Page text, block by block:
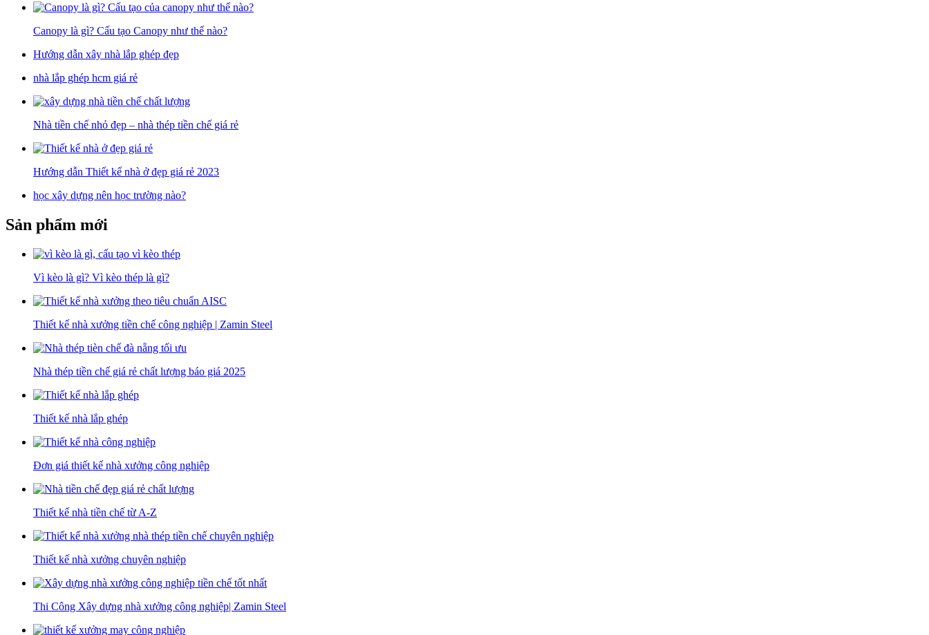
Canopy là gì? Cấu tạo Canopy như thế nào?
Hướng dẫn xây nhà lắp ghép đẹp
nhà lắp ghép hcm giá rẻ
Nhà tiền chế nhỏ đẹp – nhà thép tiền chế giá rẻ
Hướng dẫn Thiết kế nhà ở đẹp giá rẻ 2023
học xây dựng nên học trường nào?
Sản phẩm mới
Vì kèo là gì? Vì kèo thép là gì?
Thiết kế nhà xưởng tiền chế công nghiệp | Zamin Steel
Nhà thép tiền chế giá rẻ chất lượng báo giá 2025
Thiết kế nhà lắp ghép
Đơn giá thiết kế nhà xưởng công nghiệp
Thiết kế nhà tiền chế từ A-Z
Thiết kế nhà xưởng chuyên nghiệp
Thi Công Xây dựng nhà xưởng công nghiệp| Zamin Steel